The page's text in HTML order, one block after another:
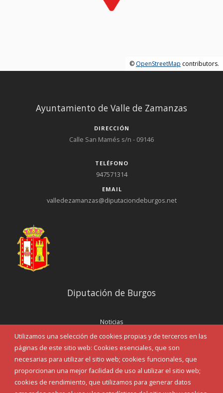
© OpenStreetMap contributors.
Utilizamos una selección de cookies propias y de terceros en las
páginas de este sitio web: Cookies esenciales, que son
necesarias para utilizar el sitio web; cookies funcionales, que
proporcionan una mejor facilidad de uso al utilizar el sitio web;
cookies de rendimiento, que utilizamos para generar datos
Ayuntamiento de Valle de Zamanzas
DIRECCIÓN
Calle San Mamés s/n - 09146
TELÉFONO
947571314
EMAIL
valledezamanzas@diputaciondeburgos.net
Diputación de Burgos
Noticias
Eventos
Corporación Municipal
Teléfonos de interés
INICIAR SESIÓN